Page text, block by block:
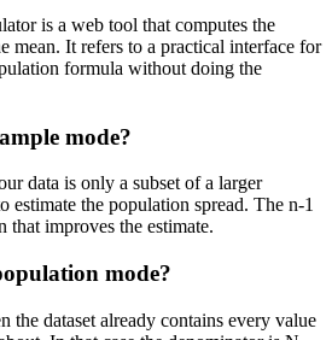
is a web tool that computes the
mean. It refers to a practical interface for
formula without doing the
mode?
data is only a subset of a larger
estimate the population spread. The n-1
that improves the estimate.
mode?
the dataset already contains every value